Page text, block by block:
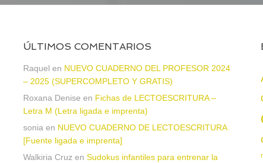
ÚLTIMOS COMENTARIOS
Raquel en NUEVO CUADERNO DEL PROFESOR 2024
– 2025 (SUPERCOMPLETO Y GRATIS)
Roxana Denise en Fichas de LECTOESCRITURA –
Letra M (Letra ligada e imprenta)
sonia en NUEVO CUADERNO DE LECTOESCRITURA
[Fuente ligada e imprenta]
Walkiria Cruz en Sudokus infantiles para entrenar la